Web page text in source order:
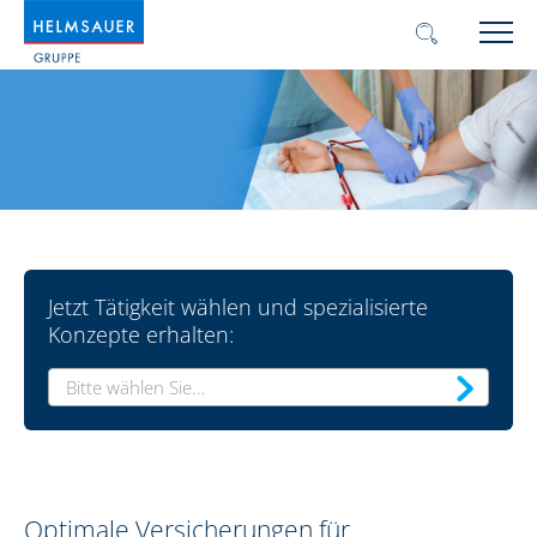
Jetzt Tätigkeit wählen und spezialisierte
Konzepte erhalten:
Bitte wählen Sie...
Optimale Versicherungen für